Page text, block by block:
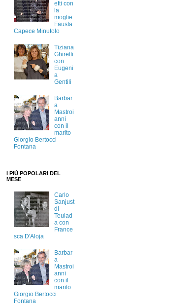
etti con
la
moglie
Fausta
Capece Minutolo
Tiziana
Ghiretti
con
Eugeni
a
Gentili
Barbar
a
Mastroi
anni
con il
marito
Giorgio Bertocci
Fontana
I PIÙ POPOLARI DEL
MESE
Carlo
Sanjust
di
Teulad
a con
France
sca D'Aloja
Barbar
a
Mastroi
anni
con il
marito
Giorgio Bertocci
Fontana